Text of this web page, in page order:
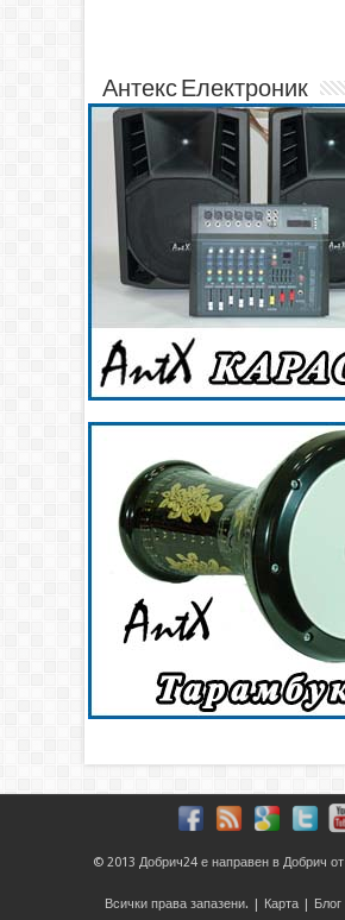
Антекс Електроник
© 2013 Добрич24 е направен в Добрич от
Всички права запазени. | Карта Блог